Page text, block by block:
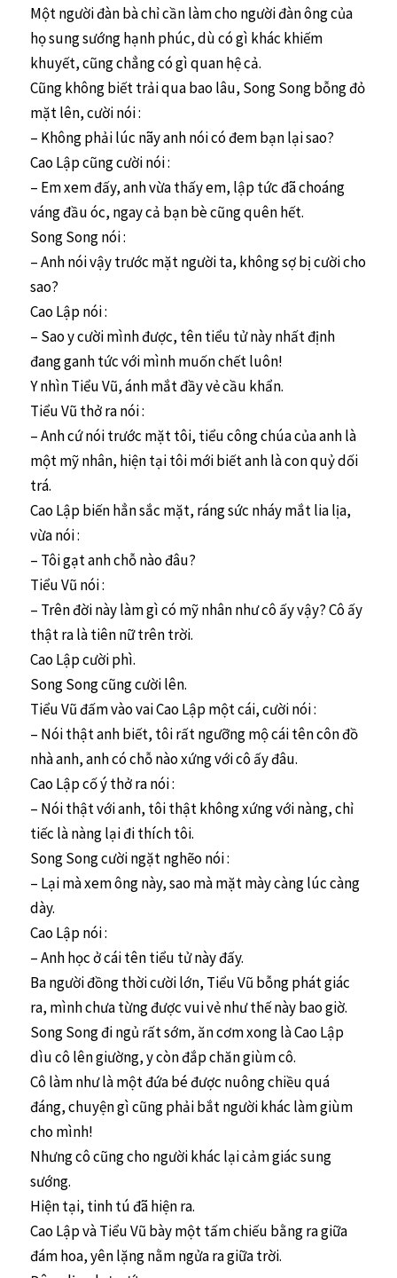
Một người đàn bà chỉ cần làm cho người đàn ông của
họ sung sướng hạnh phúc, dù có gì khác khiếm
khuyết, cũng chẳng có gì quan hệ cả.
Cũng không biết trải qua bao lâu, Song Song bỗng đỏ
mặt lên, cười nói :
– Không phải lúc nãy anh nói có đem bạn lại sao?
Cao Lập cũng cười nói :
– Em xem đấy, anh vừa thấy em, lập tức đã choáng
váng đầu óc, ngay cả bạn bè cũng quên hết.
Song Song nói :
– Anh nói vậy trước mặt người ta, không sợ bị cười cho
sao?
Cao Lập nói :
– Sao y cười mình được, tên tiểu tử này nhất định
đang ganh tức với mình muốn chết luôn!
Y nhìn Tiểu Vũ, ánh mắt đầy vẻ cầu khẩn.
Tiểu Vũ thở ra nói :
– Anh cứ nói trước mặt tôi, tiểu công chúa của anh là
một mỹ nhân, hiện tại tôi mới biết anh là con quỷ dối
trá.
Cao Lập biến hẳn sắc mặt, ráng sức nháy mắt lia lịa,
vừa nói :
– Tôi gạt anh chỗ nào đâu?
Tiểu Vũ nói :
– Trên đời này làm gì có mỹ nhân như cô ấy vậy? Cô ấy
thật ra là tiên nữ trên trời.
Cao Lập cười phì.
Song Song cũng cười lên.
Tiểu Vũ đấm vào vai Cao Lập một cái, cười nói :
– Nói thật anh biết, tôi rất ngưỡng mộ cái tên côn đồ
nhà anh, anh có chỗ nào xứng với cô ấy đâu.
Cao Lập cố ý thở ra nói :
– Nói thật với anh, tôi thật không xứng với nàng, chỉ
tiếc là nàng lại đi thích tôi.
Song Song cười ngặt nghẽo nói :
– Lại mà xem ông này, sao mà mặt mày càng lúc càng
dày.
Cao Lập nói :
– Anh học ở cái tên tiểu tử này đấy.
Ba người đồng thời cười lớn, Tiểu Vũ bỗng phát giác
ra, mình chưa từng được vui vẻ như thế này bao giờ.
Song Song đi ngủ rất sớm, ăn cơm xong là Cao Lập
dìu cô lên giường, y còn đắp chăn giùm cô.
Cô làm như là một đứa bé được nuông chiều quá
đáng, chuyện gì cũng phải bắt người khác làm giùm
cho mình!
Nhưng cô cũng cho người khác lại cảm giác sung
sướng.
Hiện tại, tinh tú đã hiện ra.
Cao Lập và Tiểu Vũ bày một tấm chiếu bằng ra giữa
đám hoa, yên lặng nằm ngửa ra giữa trời.